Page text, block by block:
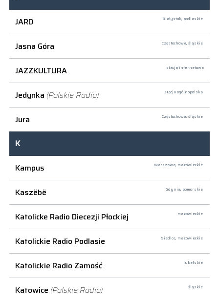
JARD
Białystok, podlaskie
Jasna Góra Częstochowa, śląskie
JAZZKULTURA stacja internetowa
Jedynka (Polskie Radio) stacja ogólnopolska
Jura Częstochowa, śląskie
K
Kampus
Warszawa, mazowieckie
Kaszëbë Gdynia, pomorskie
Katolicke Radio Diecezji Płockiej mazowieckie
Katolickie Radio Podlasie Siedlce, mazowieckie
Katolickie Radio Zamość lubelskie
Katowice (Polskie Radio) śląskie